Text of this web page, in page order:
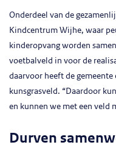
Onderdeel van de
Kindcentrum Wijhe, waar
kinderopvang worden
voetbalveld in voor de
daarvoor heeft de
kunsgrasveld. “Daardoor
en kunnen we met een veld
Durven